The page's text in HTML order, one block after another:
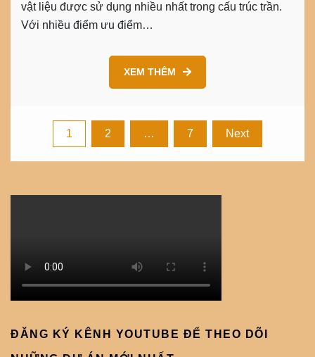
vật liệu được sử dụng nhiều nhất trong cấu trúc trần.
Với nhiều điểm ưu điểm…
XEM THÊM
Posts
1 2 … 7 Next
ĐĂNG KÝ KÊNH YOUTUBE ĐỂ THEO DÕI